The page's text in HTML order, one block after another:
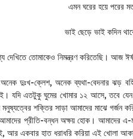
এমন ঘরের হয়ে পরের
ভাই ছেড়ে ভাই কদিন
তোমাকেও নিমন্ত্রণ করিতেছি। আজ
দুঃখ-ক্লেশ, অনেক ব্যথা-বেদনার ঝড়
যদি এতটুকু ঘুমের খোমার ১২ আসে, তবে যেন
শক্তির সাড়া আমাদের মাঝে গর্জন
আমাদের প্রীতি-বন্ধন অক্ষয় হোক।
আর একবার হাত ধরাধরি করিয়া এই খোলা